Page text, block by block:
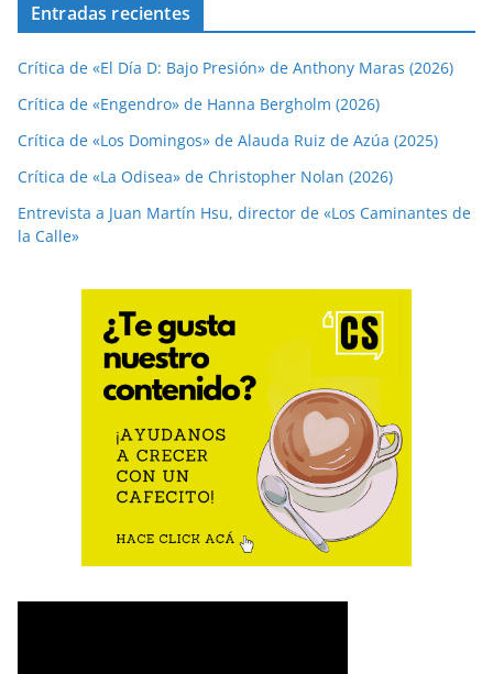
Entradas recientes
Crítica de «El Día D: Bajo Presión» de Anthony Maras (2026)
Crítica de «Engendro» de Hanna Bergholm (2026)
Crítica de «Los Domingos» de Alauda Ruiz de Azúa (2025)
Crítica de «La Odisea» de Christopher Nolan (2026)
Entrevista a Juan Martín Hsu, director de «Los Caminantes de
la Calle»